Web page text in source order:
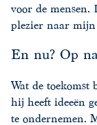
voor de mensen.
plezier naar mijn
En nu? Op
Wat de toekomst
hij heeft ideeën
te ondernemen.